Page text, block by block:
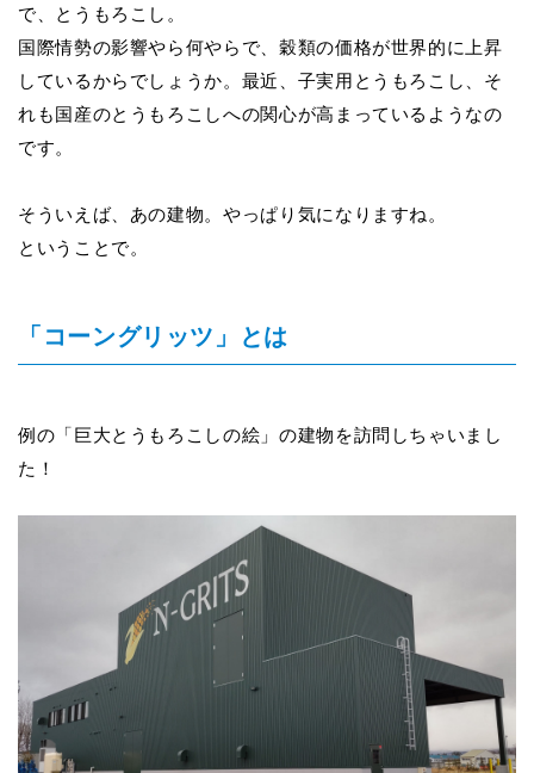
で、とうもろこし。
国際情勢の影響やら何やらで、穀類の価格が世界的に上昇
しているからでしょうか。最近、子実用とうもろこし、そ
れも国産のとうもろこしへの関心が高まっているようなの
です。
そういえば、あの建物。やっぱり気になりますね。
ということで。
「コーングリッツ」とは
例の「巨大とうもろこしの絵」の建物を訪問しちゃいまし
た！